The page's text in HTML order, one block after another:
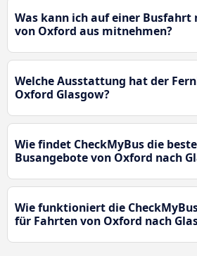
Was kann ich auf einer Busfahrt
von Oxford aus mitnehmen?
Welche Ausstattung hat der
Oxford Glasgow?
Wie findet CheckMyBus die
Busangebote von Oxford nach
Wie funktioniert die
für Fahrten von Oxford nach